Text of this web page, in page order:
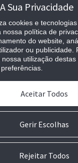
Sua Privacidade
cookies e
nossa política de
do website,
ou publicidade.
utilização
Gerir Escolhas
Aceitar Todos
Rejeitar Todos